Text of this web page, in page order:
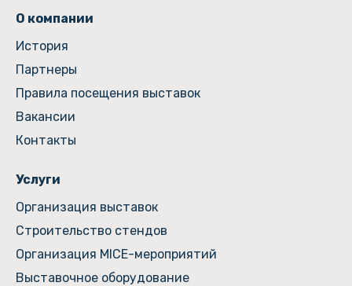
О компании
История
Партнеры
Правила посещения выставок
Вакансии
Контакты
Услуги
Организация выставок
Строительство стендов
Организация MICE-мероприятий
Выставочное оборудование